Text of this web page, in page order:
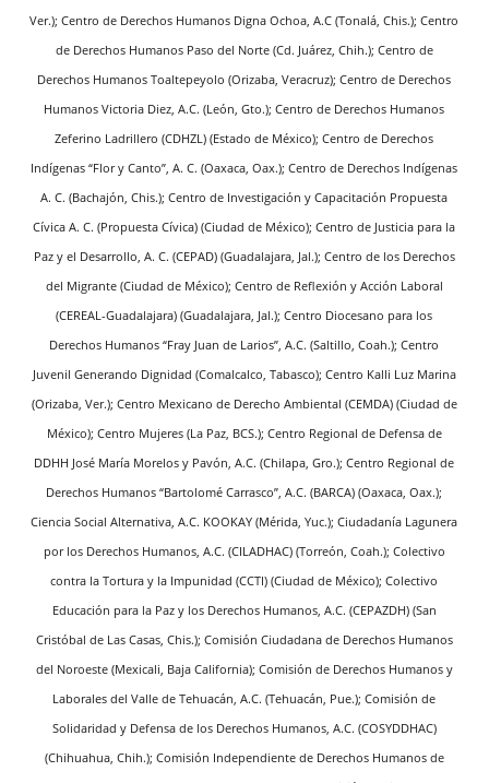
Ver.); Centro de Derechos Humanos Digna Ochoa, A.C (Tonalá, Chis.); Centro
de Derechos Humanos Paso del Norte (Cd. Juárez, Chih.); Centro de
Derechos Humanos Toaltepeyolo (Orizaba, Veracruz); Centro de Derechos
Humanos Victoria Diez, A.C. (León, Gto.); Centro de Derechos Humanos
Zeferino Ladrillero (CDHZL) (Estado de México); Centro de Derechos
Indígenas “Flor y Canto”, A. C. (Oaxaca, Oax.); Centro de Derechos Indígenas
A. C. (Bachajón, Chis.); Centro de Investigación y Capacitación Propuesta
Cívica A. C. (Propuesta Cívica) (Ciudad de México); Centro de Justicia para la
Paz y el Desarrollo, A. C. (CEPAD) (Guadalajara, Jal.); Centro de los Derechos
del Migrante (Ciudad de México); Centro de Reflexión y Acción Laboral
(CEREAL-Guadalajara) (Guadalajara, Jal.); Centro Diocesano para los
Derechos Humanos “Fray Juan de Larios”, A.C. (Saltillo, Coah.); Centro
Juvenil Generando Dignidad (Comalcalco, Tabasco); Centro Kalli Luz Marina
(Orizaba, Ver.); Centro Mexicano de Derecho Ambiental (CEMDA) (Ciudad de
México); Centro Mujeres (La Paz, BCS.); Centro Regional de Defensa de
DDHH José María Morelos y Pavón, A.C. (Chilapa, Gro.); Centro Regional de
Derechos Humanos “Bartolomé Carrasco”, A.C. (BARCA) (Oaxaca, Oax.);
Ciencia Social Alternativa, A.C. KOOKAY (Mérida, Yuc.); Ciudadanía Lagunera
por los Derechos Humanos, A.C. (CILADHAC) (Torreón, Coah.); Colectivo
contra la Tortura y la Impunidad (CCTI) (Ciudad de México); Colectivo
Educación para la Paz y los Derechos Humanos, A.C. (CEPAZDH) (San
Cristóbal de Las Casas, Chis.); Comisión Ciudadana de Derechos Humanos
del Noroeste (Mexicali, Baja California); Comisión de Derechos Humanos y
Laborales del Valle de Tehuacán, A.C. (Tehuacán, Pue.); Comisión de
Solidaridad y Defensa de los Derechos Humanos, A.C. (COSYDDHAC)
(Chihuahua, Chih.); Comisión Independiente de Derechos Humanos de